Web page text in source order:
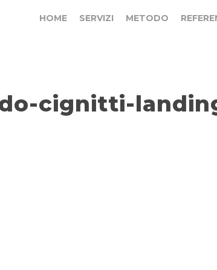
HOME SERVIZI METODO
cignitti-